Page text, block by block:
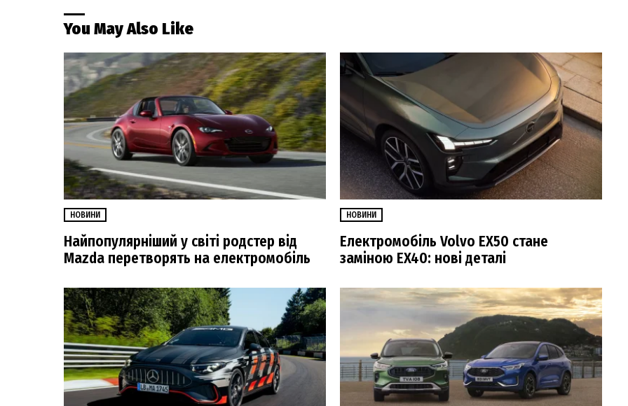
You May Also Like
НОВИНИ
Найпопулярніший у світі родстер від
Mazda перетворять на електромобіль
НОВИНИ
Електромобіль Volvo EX50 стане
заміною EX40: нові деталі